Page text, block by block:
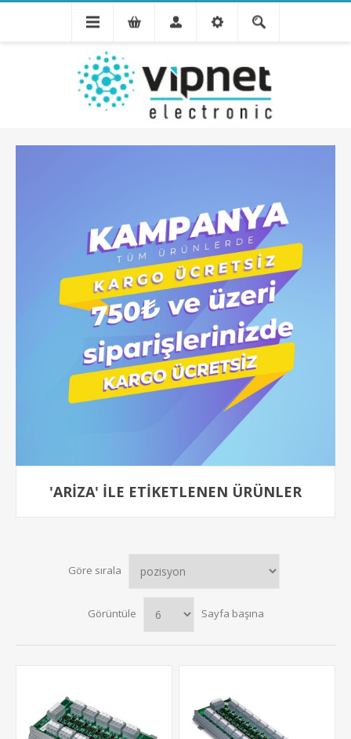
'ARIZA' ILE ETIKETLENEN ÜRÜNLER
Göre sırala
Görüntüle Sayfa başına